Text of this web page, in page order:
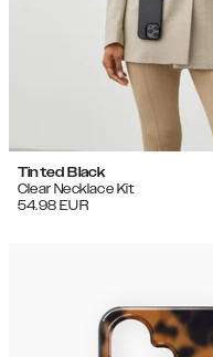
Tinted Black
Clear Necklace Kit
54.98 EUR